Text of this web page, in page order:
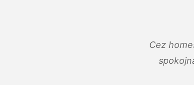
Cez